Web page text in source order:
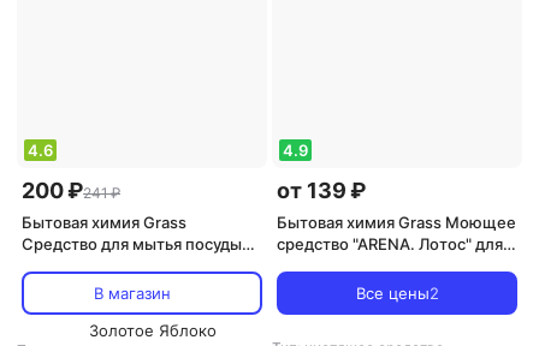
4.6
200 ₽241 ₽
Бытовая химия Grass
Средство для мытья посуды
В магазин
Золотое Яблоко
4.9
от 139 ₽
Бытовая химия Grass Моющее
средство "ARENA. Лотос" для
Все цены2